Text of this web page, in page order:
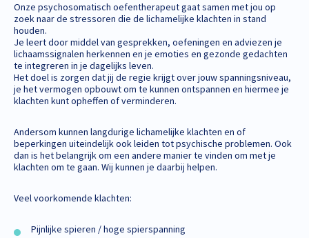
Onze psychosomatisch oefentherapeut gaat samen met jou op
zoek naar de stressoren die de lichamelijke klachten in stand
houden.
Je leert door middel van gesprekken, oefeningen en adviezen je
lichaamssignalen herkennen en je emoties en gezonde gedachten
te integreren in je dagelijks leven.
Het doel is zorgen dat jij de regie krijgt over jouw spanningsniveau,
je het vermogen opbouwt om te kunnen ontspannen en hiermee je
klachten kunt opheffen of verminderen.
Andersom kunnen langdurige lichamelijke klachten en of
beperkingen uiteindelijk ook leiden tot psychische problemen. Ook
dan is het belangrijk om een andere manier te vinden om met je
klachten om te gaan. Wij kunnen je daarbij helpen.
Veel voorkomende klachten:
Pijnlijke spieren / hoge spierspanning